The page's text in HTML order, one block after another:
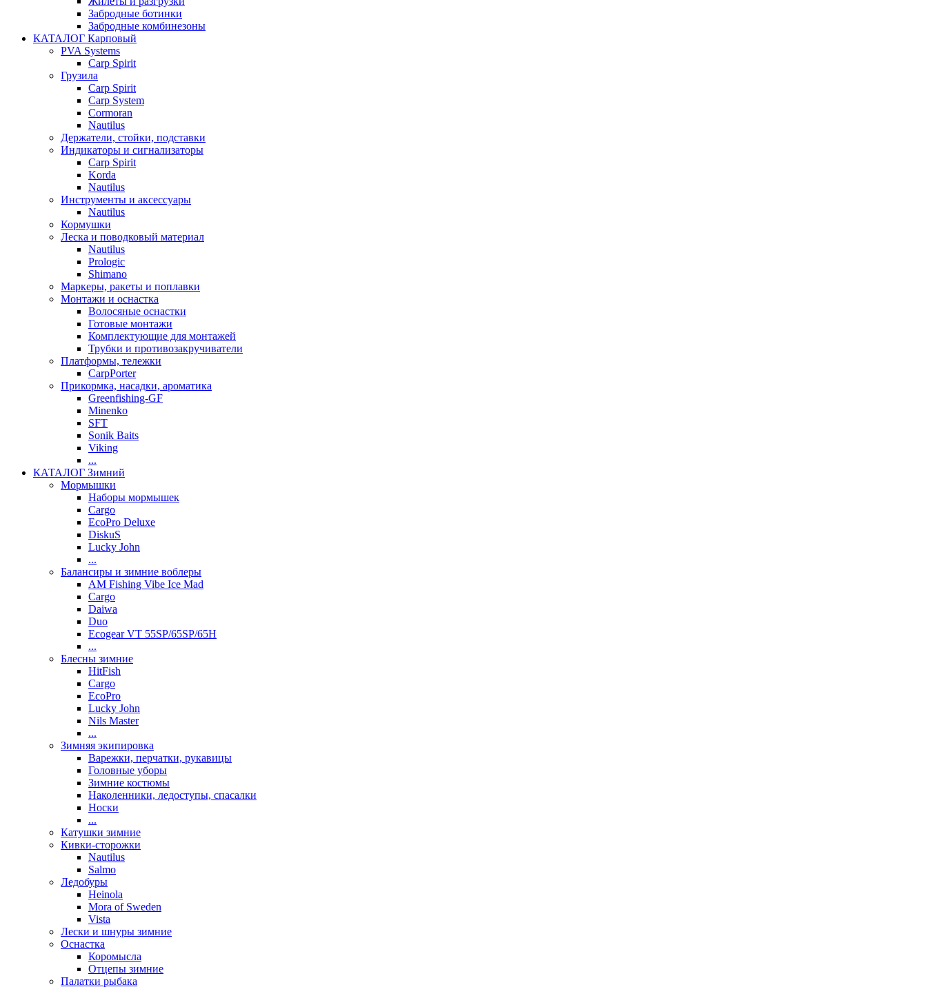
Забродные ботинки
Забродные комбинезоны
КАТАЛОГ Карповый
PVA Systems
Carp Spirit
Грузила
Carp Spirit
Carp System
Cormoran
Nautilus
Держатели, стойки, подставки
Индикаторы и сигнализаторы
Carp Spirit
Korda
Nautilus
Инструменты и аксессуары
Nautilus
Кормушки
Леска и поводковый материал
Nautilus
Prologic
Shimano
Маркеры, ракеты и поплавки
Монтажи и оснастка
Волосяные оснастки
Готовые монтажи
Комплектующие для монтажей
Трубки и противозакручиватели
Платформы, тележки
CarpPorter
Прикормка, насадки, ароматика
Greenfishing-GF
Minenko
SFT
Sonik Baits
Viking
...
КАТАЛОГ Зимний
Мормышки
Наборы мормышек
Cargo
EcoPro Deluxe
DiskuS
Lucky John
...
Балансиры и зимние воблеры
AM Fishing Vibe Ice Mad
Cargo
Daiwa
Duo
Ecogear VT 55SP/65SP/65H
...
Блесны зимние
HitFish
Cargo
EcoPro
Lucky John
Nils Master
...
Зимняя экипировка
Варежки, перчатки, рукавицы
Головные уборы
Зимние костюмы
Наколенники, ледоступы, спасалки
Носки
...
Катушки зимние
Кивки-сторожки
Nautilus
Salmo
Ледобуры
Heinola
Mora of Sweden
Vista
Лески и шнуры зимние
Оснастка
Коромысла
Отцепы зимние
Палатки рыбака